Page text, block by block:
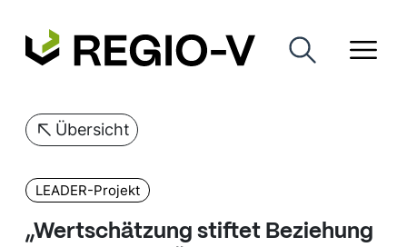
Übersicht
LEADER-Projekt
„Wertschätzung stiftet Beziehung